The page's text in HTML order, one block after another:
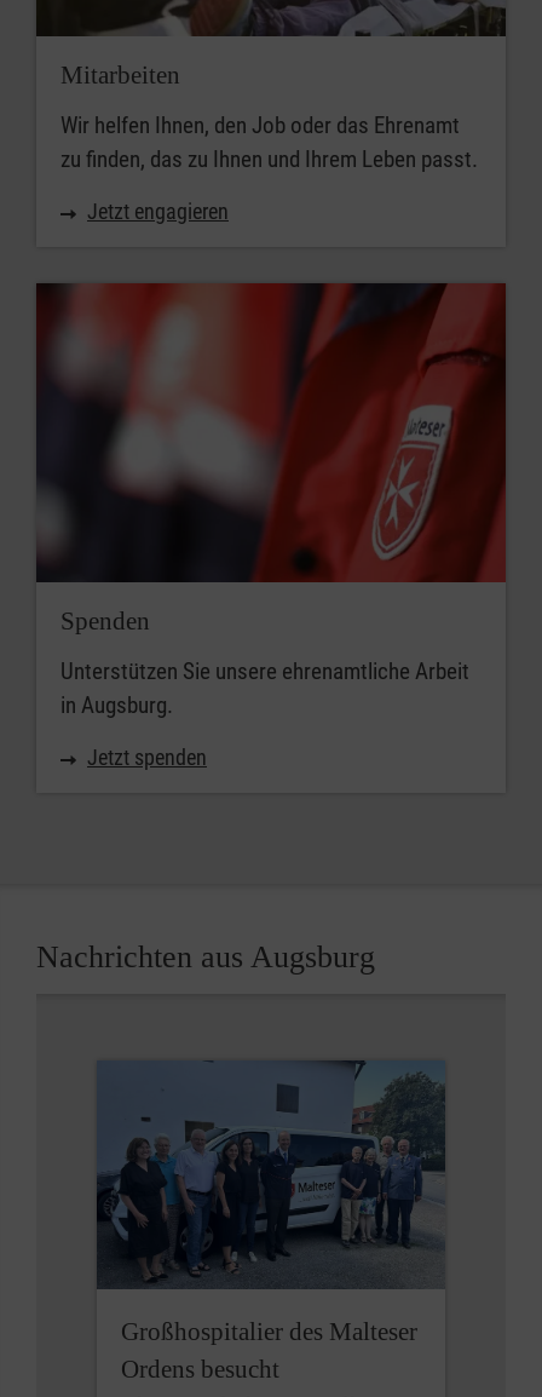
Mitarbeiten
Wir helfen Ihnen, den Job oder das Ehrenamt
zu finden, das zu Ihnen und Ihrem Leben passt.
Jetzt engagieren
Spenden
Unterstützen Sie unsere ehrenamtliche Arbeit
in Augsburg.
Jetzt spenden
Nachrichten aus Augsburg
Großhospitalier des Malteser
Ordens besucht